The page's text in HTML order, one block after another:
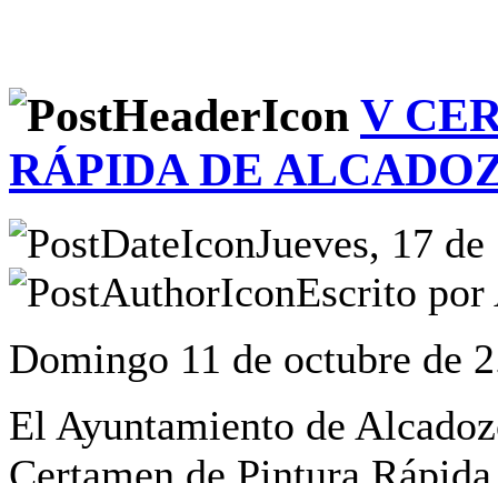
V
RÁPIDA DE
Jueves, 17
Escrito
Domingo 11 de octubre de
El Ayuntamiento de